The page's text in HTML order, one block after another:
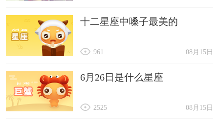
十二星座中嗓子最美的
08月15日
961
6月26日是什么星座
08月15日
2525